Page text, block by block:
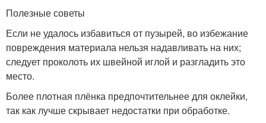
Полезные советы
Если не удалось избавиться от пузырей, во избежание
повреждения материала нельзя надавливать на них;
следует проколоть их швейной иглой и разгладить это
место.
Более плотная плёнка предпочтительнее для оклейки,
так как лучше скрывает недостатки при обработке.